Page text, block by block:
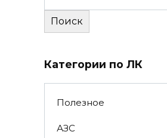
Поиск
Категории по ЛК
Полезное
АЗС